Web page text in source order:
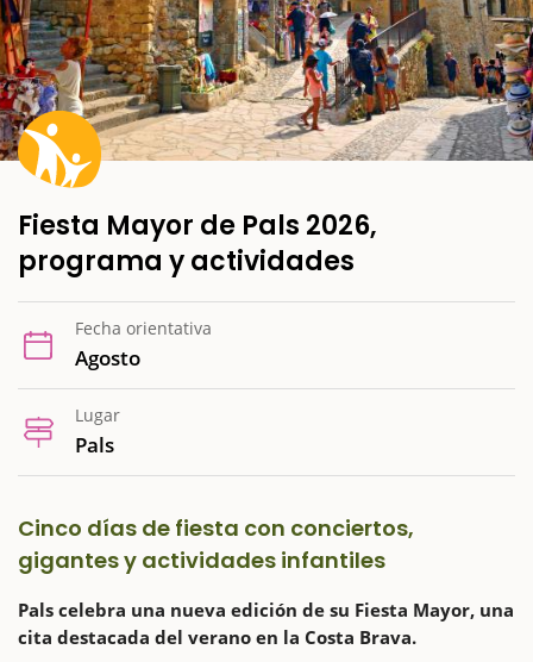
Fiesta Mayor de Pals 2026,
programa y actividades
Fecha orientativa
Agosto
Lugar
Pals
Cinco días de fiesta con conciertos,
gigantes y actividades infantiles
Pals celebra una nueva edición de su Fiesta Mayor, una
cita destacada del verano en la Costa Brava.